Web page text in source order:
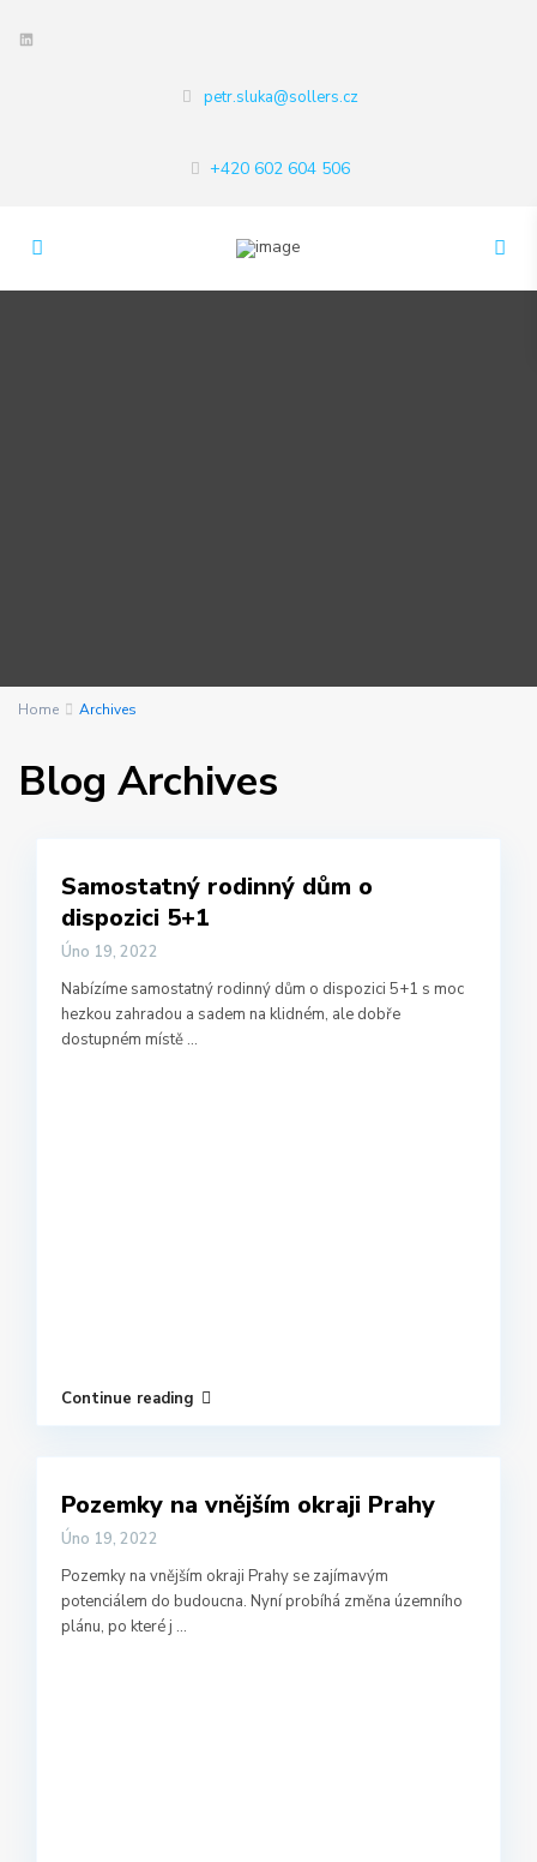
LinkedIn
petr.sluka@sollers.cz
+420 602 604 506
Home Archives
Blog Archives
Samostatný rodinný dům o
dispozici 5+1
Úno 19, 2022
Nabízíme samostatný rodinný dům o dispozici 5+1 s moc
hezkou zahradou a sadem na klidném, ale dobře
dostupném místě ...
Continue reading
Pozemky na vnějším okraji Prahy
Úno 19, 2022
Pozemky na vnějším okraji Prahy se zajímavým
potenciálem do budoucna. Nyní probíhá změna územního
plánu, po které j ...